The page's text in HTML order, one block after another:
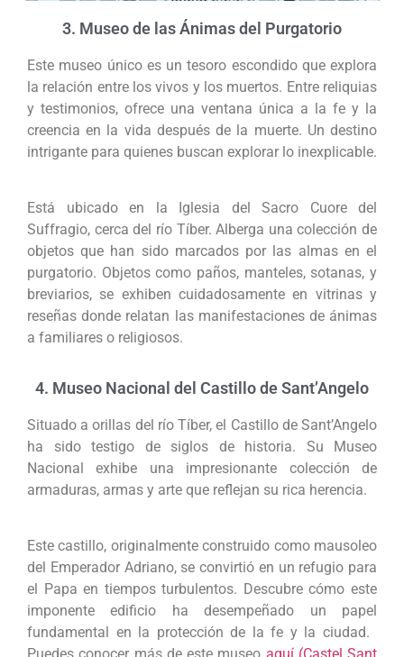
3. Museo de las Ánimas del Purgatorio
Este museo único es un tesoro escondido que explora
la relación entre los vivos y los muertos. Entre reliquias
y testimonios, ofrece una ventana única a la fe y la
creencia en la vida después de la muerte. Un destino
intrigante para quienes buscan explorar lo inexplicable.
Está ubicado en la Iglesia del Sacro Cuore del
Suffragio, cerca del río Tíber. Alberga una colección de
objetos que han sido marcados por las almas en el
purgatorio. Objetos como paños, manteles, sotanas, y
breviarios, se exhiben cuidadosamente en vitrinas y
reseñas donde relatan las manifestaciones de ánimas
a familiares o religiosos.
4. Museo Nacional del Castillo de Sant’Angelo
Situado a orillas del río Tíber, el Castillo de Sant’Angelo
ha sido testigo de siglos de historia. Su Museo
Nacional exhibe una impresionante colección de
armaduras, armas y arte que reflejan su rica herencia.
Este castillo, originalmente construido como mausoleo
del Emperador Adriano, se convirtió en un refugio para
el Papa en tiempos turbulentos. Descubre cómo este
imponente edificio ha desempeñado un papel
fundamental en la protección de la fe y la ciudad.